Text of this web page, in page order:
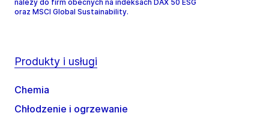
należy do firm obecnych na indeksach DAX 50 ESG
oraz MSCI Global Sustainability.
Produkty i usługi
Chemia
Chłodzenie i ogrzewanie